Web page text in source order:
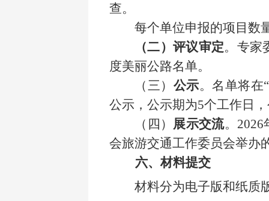
查。
每个单位申报的项目数
（二）评议审定。专家
度美丽公路名单。
（三） 公示。名单将在
公示，公示期为5个工作日
（四） 展示交流。
会旅游交通工作委员会举办
六、材料提交
材料分为电子版和纸质